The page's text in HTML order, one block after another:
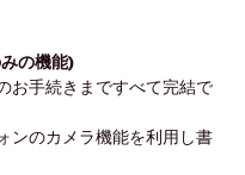
の機能)
お手続きまですべて完結で
ンのカメラ機能を利用し書